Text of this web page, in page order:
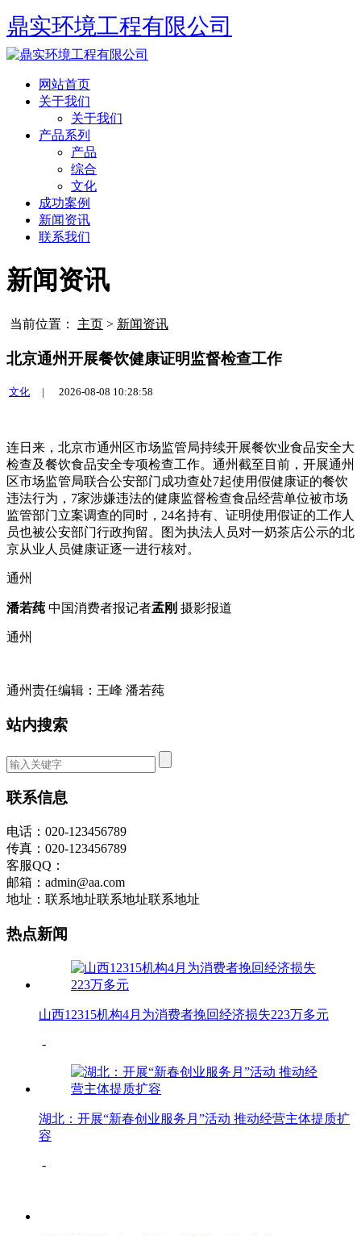
鼎实环境工程有限公司
网站首页
关于我们
关于我们
产品系列
产品
综合
文化
成功案例
新闻资讯
联系我们
新闻资讯
当前位置： 主页 > 新闻资讯
北京通州开展餐饮健康证明监督检查工作
文化 | 2026-08-08 10:28:58
连日来，北京市通州区市场监管局持续开展餐饮业食品安全大
检查及餐饮食品安全专项检查工作。通州截至目前，开展通州
区市场监管局联合公安部门成功查处7起使用假健康证的餐饮
违法行为，7家涉嫌违法的健康监督检查食品经营单位被市场
监管部门立案调查的同时，24名持有、证明使用假证的工作人
员也被公安部门行政拘留。图为执法人员对一奶茶店公示的北
京从业人员健康证逐一进行核对。
通州
潘若莼 中国消费者报记者孟刚 摄影报道
通州
通州责任编辑：王峰 潘若莼
站内搜索
联系信息
电话：020-123456789
传真：020-123456789
客服QQ：
邮箱：admin@aa.com
地址：联系地址联系地址联系地址
热点新闻
山西12315机构4月为消费者挽回经济损失223万多元
-
湖北：开展“新春创业服务月”活动 推动经营主体提质扩
容
-